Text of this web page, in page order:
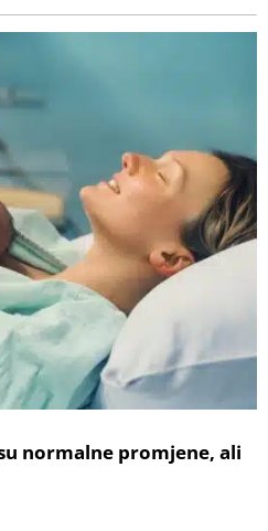
normalne promjene, ali